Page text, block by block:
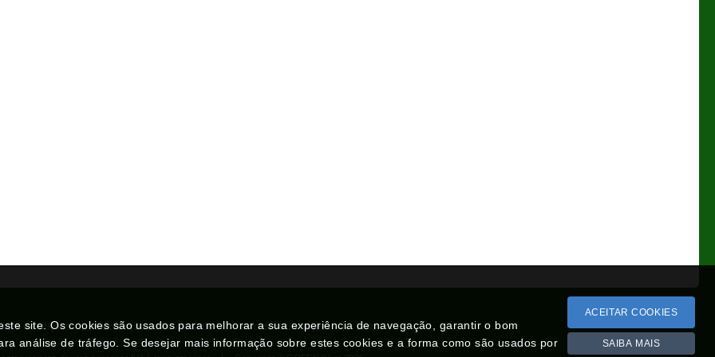
e Condições Declaração de Privacidade Livro de reclamações Lista
site. Os cookies são usados para melhorar a sua experiência de navegação, garantir o bom
análise de tráfego. Se desejar mais informação sobre estes cookies e a forma como são usados por
ACEITAR COOKIES
SAIBA MAIS